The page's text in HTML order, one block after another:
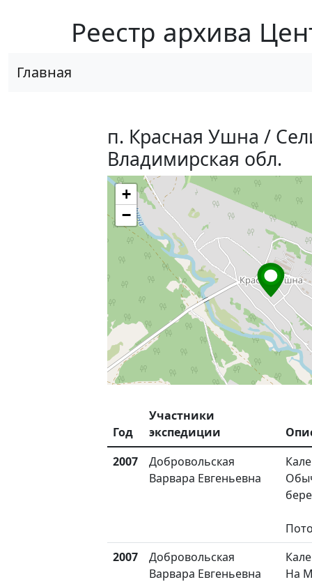
Реестр архива
Главная
п. Красная Ушна /
Владимирская обл.
+
−
Год
Участники
экспедиции
2007
Добровольская
Варвара Евгеньевна
2007
Добровольская
Варвара Евгеньевна
На